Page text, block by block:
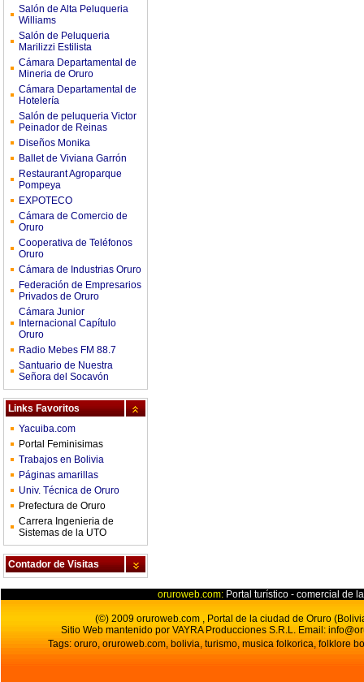
Salón de Alta Peluqueria
Williams
Salón de Peluqueria
Marilizzi Estilista
Cámara Departamental de
Mineria de Oruro
Cámara Departamental de
Hotelería
Salón de peluqueria Victor
Peinador de Reinas
Diseños Monika
Ballet de Viviana Garrón
Restaurant Agroparque
Pompeya
EXPOTECO
Cámara de Comercio de
Oruro
Cooperativa de Teléfonos
Oruro
Cámara de Industrias Oruro
Federación de Empresarios
Privados de Oruro
Cámara Junior
Internacional Capítulo
Oruro
Radio Mebes FM 88.7
Santuario de Nuestra
Señora del Socavón
Links Favoritos
Yacuiba.com
Portal Feminisimas
Trabajos en Bolivia
Páginas amarillas
Univ. Técnica de Oruro
Prefectura de Oruro
Carrera Ingenieria de
Sistemas de la UTO
Contador de Visitas
oruroweb.com: Portal turístico - comercial de
(©) 2009 oruroweb.com , Portal de la ciudad de Oruro
Sitio Web mantenido por VAYRA Producciones S.R.L. Email:
Tags: oruro, oruroweb.com, bolivia, turismo, musica folkorica, folklore